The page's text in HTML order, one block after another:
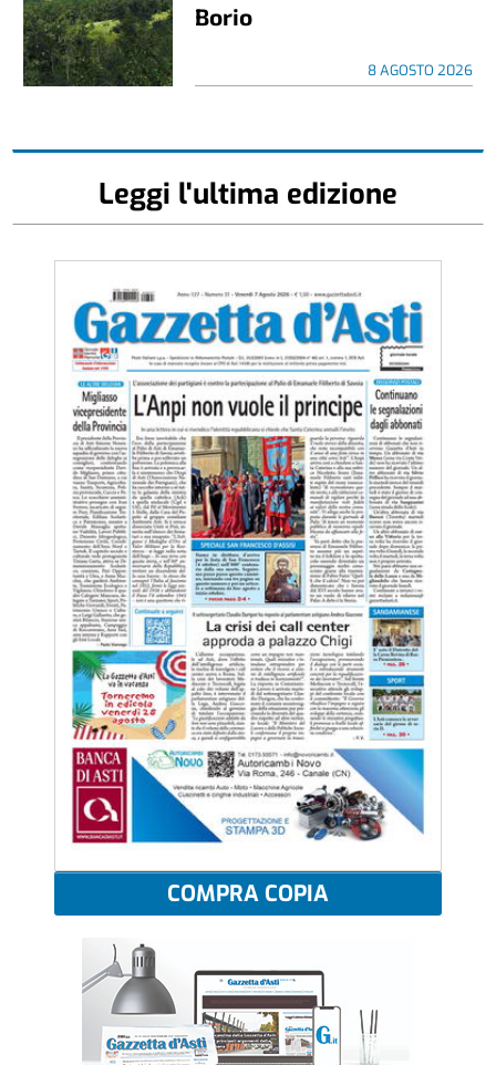
Borio
8 AGOSTO 2026
Leggi l'ultima edizione
COMPRA COPIA